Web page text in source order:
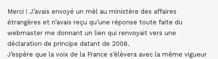
Merci ! J’avais envoyé un mèl au ministère des affaires
étrangères et n’avais reçu qu’une réponse toute faite du
webmaster me donnant un lien qui renvoyait vers une
déclaration de principe datant de 2008.
J’espère que la voix de la France s’élèvera avec la même vigueur